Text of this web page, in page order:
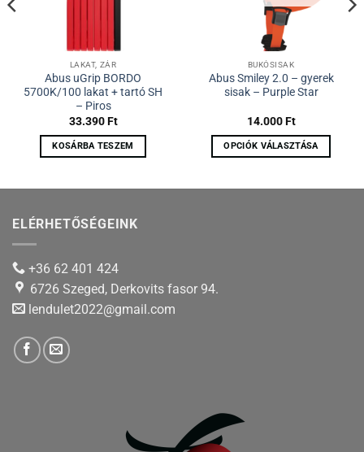
LAKAT, ZÁR
Abus uGrip BORDO
5700K/100 lakat + tartó SH
– Piros
33.390Ft
KOSÁRBA TESZEM
BUKÓSISAK
Abus Smiley 2.0 – gyerek
sisak – Purple Star
14.000Ft
OPCIÓK VÁLASZTÁSA
ELÉRHETŐSÉGEINK
+36 62 401 424
6726 Szeged, Derkovits fasor 94.
lendulet2022@gmail.com